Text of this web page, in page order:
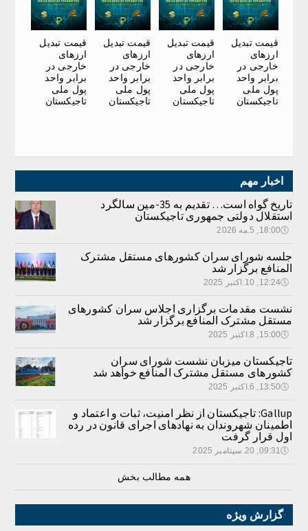
قیمت تبدیل
ارزهای
خارجی در
برابر واحد
پول ملی
تاجیکستان
قیمت تبدیل
ارزهای
خارجی در
برابر واحد
پول ملی
تاجیکستان
قیمت تبدیل
ارزهای
خارجی در
برابر واحد
پول ملی
تاجیکستان
قیمت تبدیل
ارزهای
خارجی در
برابر واحد
پول ملی
تاجیکستان
اخبار مهم
تاریخ گواه است… تقدیم به 35-مین سالگرد
استقلال دولتی جمهوری تاجیکستان
🕔18:00, 5.مه 2026
جلسه شورای سران کشورهای مستقل مشترک
المنافع برگزار شد
🕔12:24, 10.اکتبر 2025
نشست مقدمات برگزاری اجلاس سران کشورهای
مستقل مشترک المنافع برگزار شد
🕔15:00, 8.اکتبر 2025
تاجیکستان میزبان نشست شورای سران
کشورهای مستقل مشترک المنافع خواهد شد
🕔13:50, 6.اکتبر 2025
Gallup: تاجیکستان از نظر امنیت، ثبات و اعتماد و
اطمینان شهروندان به نهادهای اجرای قانون در رده
اول قرار گرفت
🕔09:31, 20.سپتامبر 2025
همه مطالب بخش
گزارش ویژه